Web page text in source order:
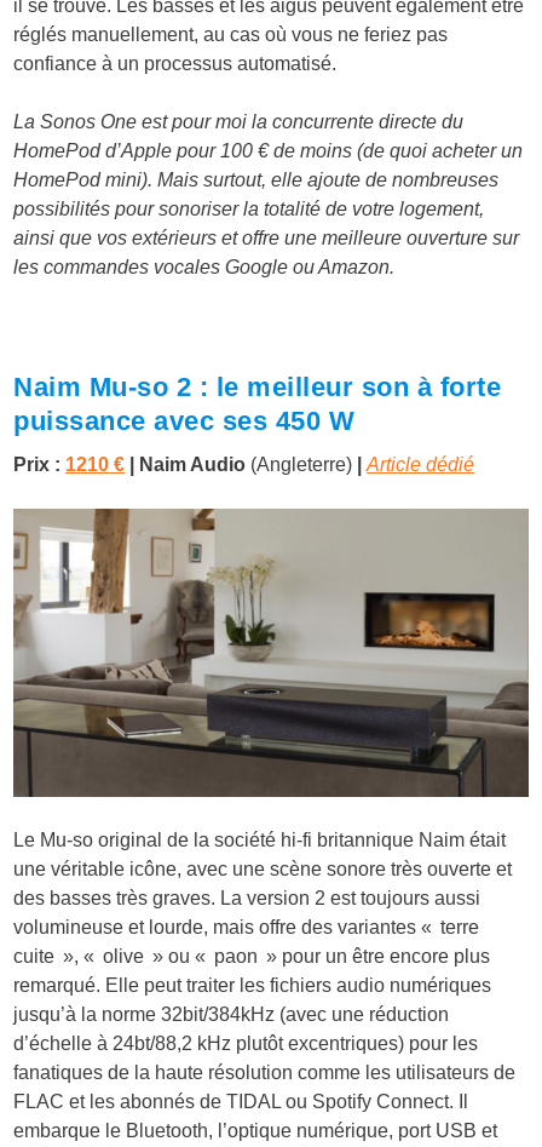
il se trouve. Les basses et les aigus peuvent également être
réglés manuellement, au cas où vous ne feriez pas
confiance à un processus automatisé.
La Sonos One est pour moi la concurrente directe du
HomePod d’Apple pour 100 € de moins (de quoi acheter un
HomePod mini). Mais surtout, elle ajoute de nombreuses
possibilités pour sonoriser la totalité de votre logement,
ainsi que vos extérieurs et offre une meilleure ouverture sur
les commandes vocales Google ou Amazon.
Naim Mu-so 2 : le meilleur son à forte
puissance avec ses 450 W
Prix : 1210 € | Naim Audio (Angleterre) |Article dédié
Le Mu-so original de la société hi-fi britannique Naim était
une véritable icône, avec une scène sonore très ouverte et
des basses très graves. La version 2 est toujours aussi
volumineuse et lourde, mais offre des variantes « terre
cuite », « olive » ou « paon » pour un être encore plus
remarqué. Elle peut traiter les fichiers audio numériques
jusqu’à la norme 32bit/384kHz (avec une réduction
d’échelle à 24bt/88,2 kHz plutôt excentriques) pour les
fanatiques de la haute résolution comme les utilisateurs de
FLAC et les abonnés de TIDAL ou Spotify Connect. Il
embarque le Bluetooth, l’optique numérique, port USB et